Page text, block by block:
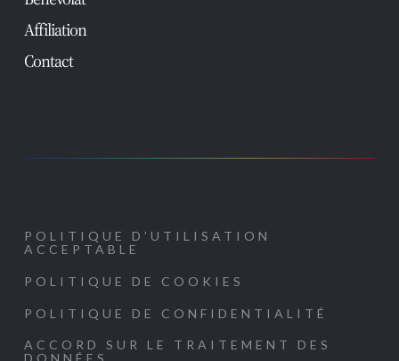
Affiliation
Contact
POLITIQUE D’UTILISATION
ACCEPTABLE
POLITIQUE DE COOKIES
POLITIQUE DE CONFIDENTIALITÉ
ACCORD SUR LE TRAITEMENT DES
DONNÉES